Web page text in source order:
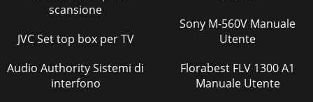
scansione
JVC Set top box per TV
Audio Authority Sistemi di
interfono
Sony M-560V Manuale
Utente
Florabest FLV 1300 A1
Manuale Utente